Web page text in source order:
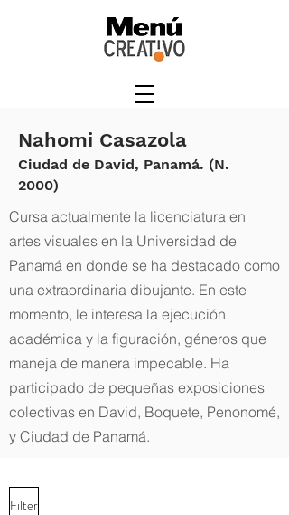
Nahomi Casazola
Ciudad de David, Panamá. (N.
2000)
Cursa actualmente la licenciatura en
artes visuales en la Universidad de
Panamá en donde se ha destacado como
una extraordinaria dibujante. En este
momento, le interesa la ejecución
académica y la figuración, géneros que
maneja de manera impecable. Ha
participado de pequeñas exposiciones
colectivas en David, Boquete, Penonomé,
y Ciudad de Panamá.
Filter